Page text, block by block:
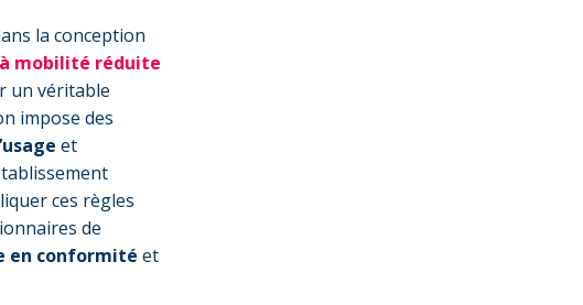
la conception
mobilité réduite
un véritable
impose des
et
ces règles
de
en conformité et